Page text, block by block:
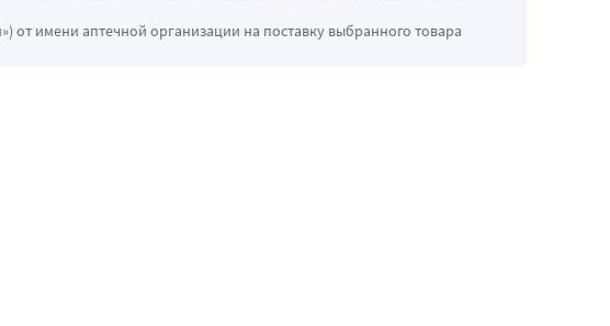
от имени аптечной организации на поставку выбранного товара